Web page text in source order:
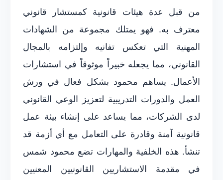
من قبل عدة هيئات قانونية كمستشار قانوني
معترف به. فهو يمتلك مجموعة من الشهادات
المهنية التي تعكس تفانيه وإلتزامه بالمجال
القانوني، مما يجعله خبيراً موثوقاً في استشارات
الأعمال. يساهم محمود بشكل فعال في ورش
العمل والدورات التدريبية لتعزيز الوعي القانوني
لدى الشركات، مما يساعد على إنشاء بيئة عمل
قانونية آمنة وقادرة على التعامل مع أي أزمة قد
تنشأ. هذه الخلفية والمهارات تضع محمود شمس
في مقدمة الاستشاريين القانونيين المعنيين